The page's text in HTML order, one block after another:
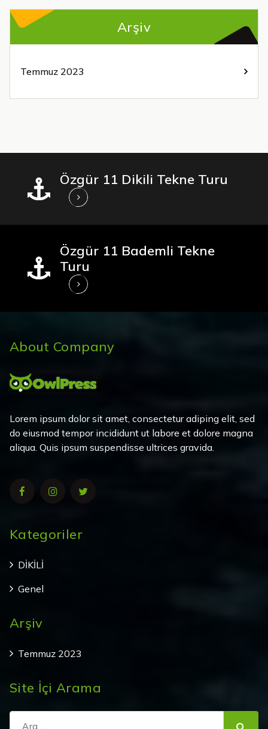
Arşiv
Temmuz 2023
Özgür 11 Dikili Tekne Turu
Özgür 11 Bademli Tekne
Turu
About Company
Lorem ipsum dolor sit amet, consectetur adiping elit, sed
do eiusmod tempor incididunt ut labore et dolore magna
aliqua. Quis ipsum suspendisse ultrices gravida.
Kategoriler
DİKİLİ
Genel
Arşiv
Temmuz 2023
Site İçi Arama
Şunu